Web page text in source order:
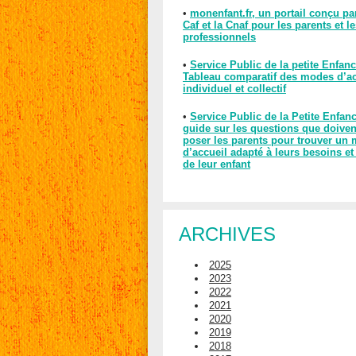
• monenfant.fr, un portail conçu
Caf et la Cnaf pour les parents et
professionnels
• Service Public de la petite
Tableau comparatif des modes
individuel et collectif
• Service Public de la Petite
guide sur les questions que
poser les parents pour trouver un
d’accueil adapté à leurs besoins
de leur enfant
ARCHIVES
2025
2023
2022
2021
2020
2019
2018